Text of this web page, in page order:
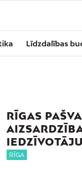
Līdzdalības
RĪGAS
RĪGA